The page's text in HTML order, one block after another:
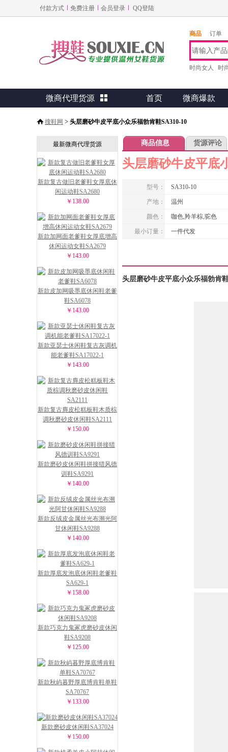
付款方式 免费注册 会员登录 QQ登陆
商品 订单
时尚女人 时
微商代理货源  首页 微商爆款
搜鞋网 > 头层磨砂牛皮平底小众乐福勃肯鞋SA310-10
最新微商代理货源
新款复古做旧老爹鞋女厚底休
闲运动鞋SA2680
￥138.00
新款加网面老爹鞋女厚底增高
休闲运动女鞋SA2679
￥143.00
新款皮加网吸墨底休闲鞋老爹
鞋SA6078
￥143.00
新款亚瑟士休闲鞋复古灰调机
能老爹鞋SA17022-1
￥143.00
新款复古麂皮松糕板鞋木质棕
调秋磨砂皮休闲鞋SA2111
￥150.00
新款磨砂皮休闲鞋拼接猎风德
训鞋SA9291
￥140.00
新款反绒皮金属丝光布溯光阿
甘休闲鞋SA9288
￥140.00
新款厚底发泡底休闲鞋老爹鞋
SA629-1
￥158.00
新款巧克力鬼冢虎磨砂皮休闲
鞋SA9208
￥125.00
新款秋屿暮野厚底博肯鞋单鞋
SA70767
￥133.00
新款磨砂皮休闲鞋SA37024
￥150.00
商品信息 货源评论
头层磨砂牛皮平底
型号： SA310-10
产地： 温州
颜色：
咖色,羚羊棕,驼色
最小订量： 一件代发
头层磨砂牛皮平底小众乐福勃肯